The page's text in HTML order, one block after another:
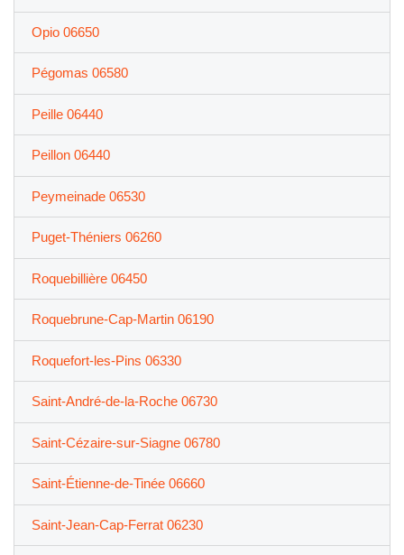
Opio 06650
Pégomas 06580
Peille 06440
Peillon 06440
Peymeinade 06530
Puget-Théniers 06260
Roquebillière 06450
Roquebrune-Cap-Martin 06190
Roquefort-les-Pins 06330
Saint-André-de-la-Roche 06730
Saint-Cézaire-sur-Siagne 06780
Saint-Étienne-de-Tinée 06660
Saint-Jean-Cap-Ferrat 06230